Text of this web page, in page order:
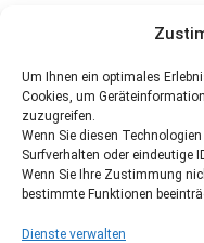
Um Ihnen ein optimales
Cookies, um
zuzugreifen.
Wenn Sie diesen
Surfverhalten oder eindeutige
Wenn Sie Ihre Zustimmung
bestimmte Funktionen
Dienste verwalten